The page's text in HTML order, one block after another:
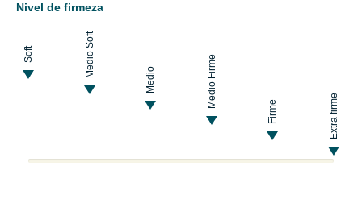
Nivel de firmeza
Soft Medio Soft
Medio Medio Firme
Firme Extra firme